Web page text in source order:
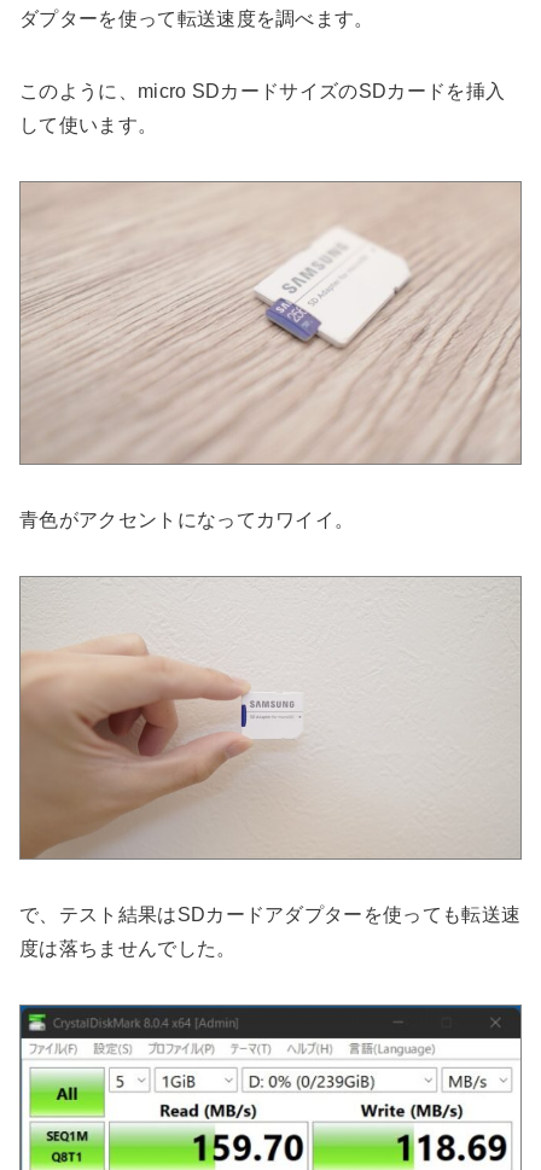
ダプターを使って転送速度を調べます。
このように、micro SDカードサイズのSDカードを挿入
して使います。
青色がアクセントになってカワイイ。
で、テスト結果はSDカードアダプターを使っても転送速
度は落ちませんでした。